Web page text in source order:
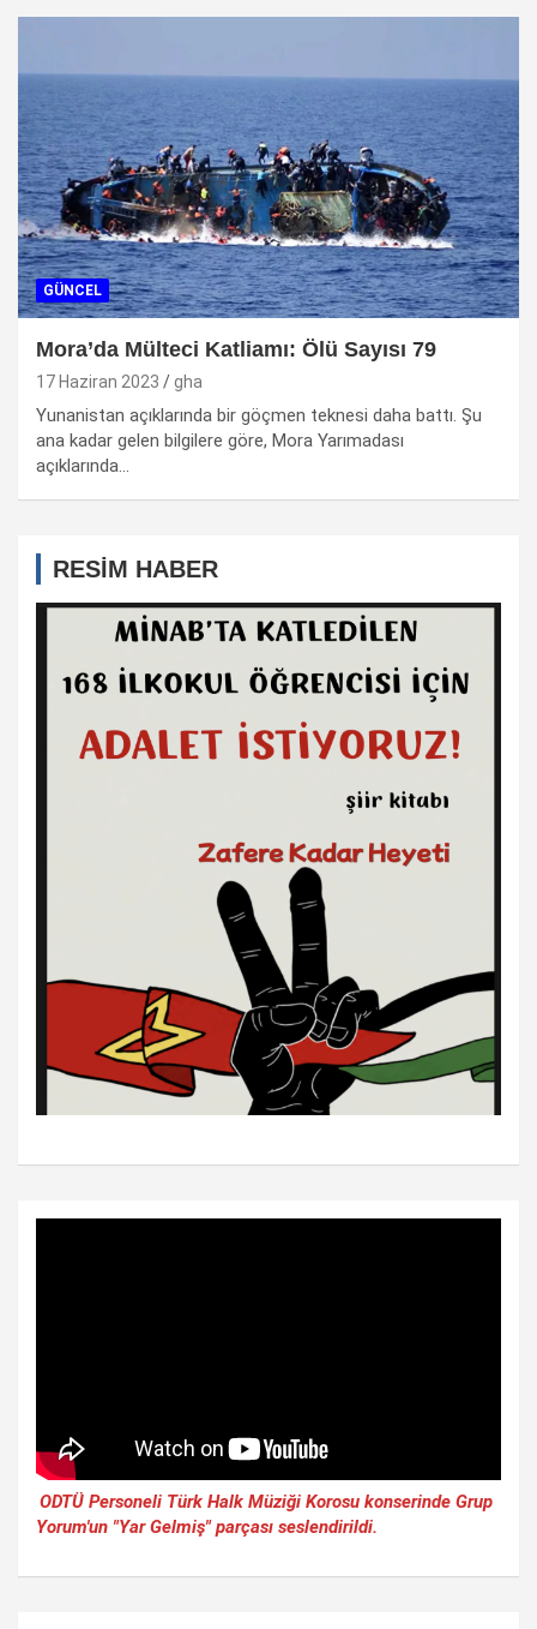
GÜNCEL
Mora’da Mülteci Katliamı: Ölü Sayısı 79
17 Haziran 2023 gha
Yunanistan açıklarında bir göçmen teknesi daha battı. Şu
ana kadar gelen bilgilere göre, Mora Yarımadası
açıklarında…
RESİM HABER
ODTÜ Personeli Türk Halk Müziği Korosu konserinde Grup
Yorum'un "Yar Gelmiş" parçası seslendirildi.